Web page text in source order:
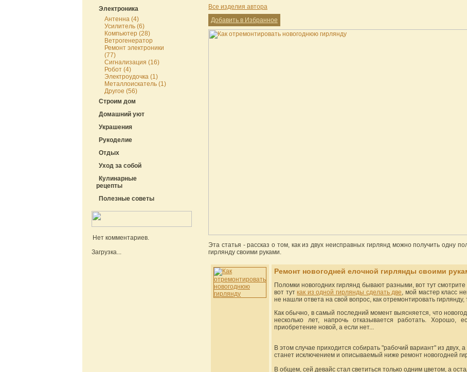
Электроника
Антенна (4)
Усилитель (6)
Компьютер (28)
Ветрогенератор
Ремонт электроники
(77)
Сигнализация (16)
Робот (4)
Электроудочка (1)
Металлоискатель (1)
Другое (56)
Строим дом
Домашний уют
Украшения
Рукоделие
Отдых
Уход за собой
Кулинарные
рецепты
Полезные советы
Нет комментариев.
Загрузка...
Все изделия автора
Добавить в Избранное
Эта статья - рассказ о том, как из двух неисправных гирлянд можно получить одну
гирлянду своими руками.
Ремонт новогодней елочной гирлянды своими
Поломки новогодних гирлянд бывают разными, вот тут смотрите
вот туткак из одной гирлянды сделать две, мой мастер класс
не нашли ответа на свой вопрос, как отремонтировать
Как обычно, в самый последний момент выясняется, что
несколько лет, напрочь отказывается работать.
приобретение новой, а если нет...
В этом случае приходится собирать "рабочий вариант" из двух,
станет исключением и описываемый ниже ремонт новогодней
В общем, сей девайс стал светиться только одним цветом, а